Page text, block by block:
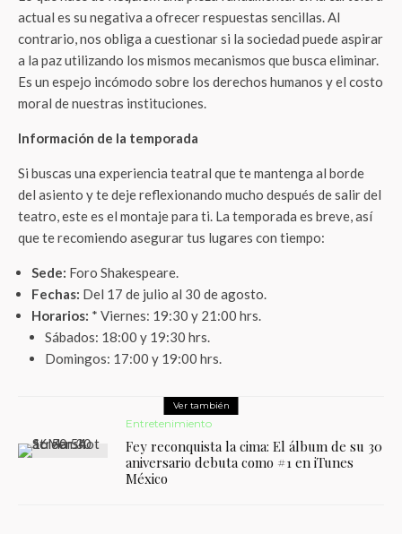
actual es su negativa a ofrecer respuestas sencillas. Al
contrario, nos obliga a cuestionar si la sociedad puede aspirar
a la paz utilizando los mismos mecanismos que busca eliminar.
Es un espejo incómodo sobre los derechos humanos y el costo
moral de nuestras instituciones.
Información de la temporada
Si buscas una experiencia teatral que te mantenga al borde
del asiento y te deje reflexionando mucho después de salir del
teatro, este es el montaje para ti. La temporada es breve, así
que te recomiendo asegurar tus lugares con tiempo:
Sede: Foro Shakespeare.
Fechas: Del 17 de julio al 30 de agosto.
Horarios: * Viernes: 19:30 y 21:00 hrs.
Sábados: 18:00 y 19:30 hrs.
Domingos: 17:00 y 19:00 hrs.
Ver también
Entretenimiento
Fey reconquista la cima: El álbum de su 30
aniversario debuta como #1 en iTunes
México